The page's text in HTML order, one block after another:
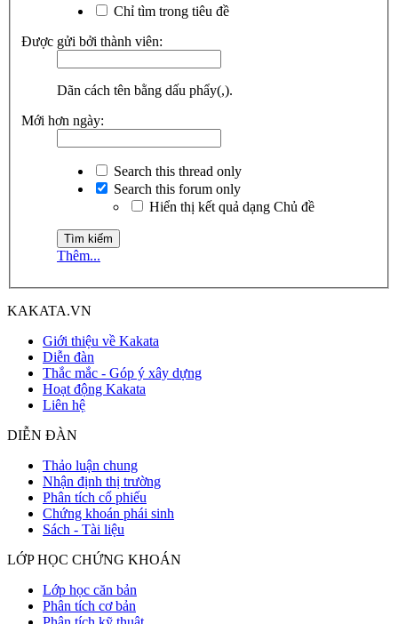
Chỉ tìm trong tiêu đề
Được gửi bởi thành viên:
Dãn cách tên bằng dấu phẩy(,).
Mới hơn ngày:
Search this thread only
Search this forum only
Hiển thị kết quả dạng Chủ đề
Thêm...
KAKATA.VN
Giới thiệu về Kakata
Diễn đàn
Thắc mắc - Góp ý xây dựng
Hoạt động Kakata
Liên hệ
DIỄN ĐÀN
Thảo luận chung
Nhận định thị trường
Phân tích cổ phiếu
Chứng khoán phái sinh
Sách - Tài liệu
LỚP HỌC CHỨNG KHOÁN
Lớp học căn bản
Phân tích cơ bản